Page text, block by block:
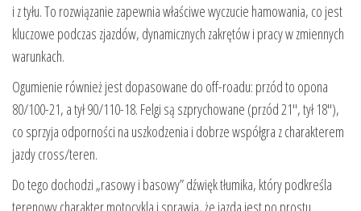
i z tyłu. To rozwiązanie zapewnia właściwe wyczucie hamowania, co jest
kluczowe podczas zjazdów, dynamicznych zakrętów i pracy w zmiennych
warunkach.
Ogumienie również jest dopasowane do off-roadu: przód to opona
80/100-21, a tył 90/110-18. Felgi są szprychowane (przód 21″, tył 18″),
co sprzyja odporności na uszkodzenia i dobrze współgra z charakterem
jazdy cross/teren.
Do tego dochodzi „rasowy i basowy” dźwięk tłumika, który podkreśla
terenowy charakter motocykla i sprawia, że jazda jest po prostu